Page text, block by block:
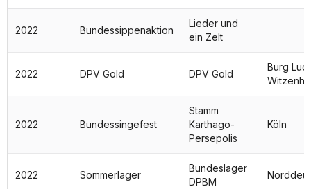
2022 Bundessippenaktion
Lieder und
ein Zelt
2022 DPV Gold DPV Gold
Burg
2022 Bundessingefest
Stamm
Karthago-
Persepolis
Köln
2022 Sommerlager
Bundeslager
DPBM